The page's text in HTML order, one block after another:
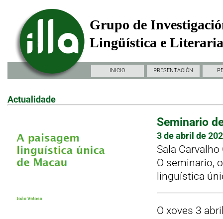
Grupo de
Lingüística e
INICIO PRESENTACIÓN
Actualidade
Seminario
3 de abril de
Sala
O seminario,
linguística
O xoves 3